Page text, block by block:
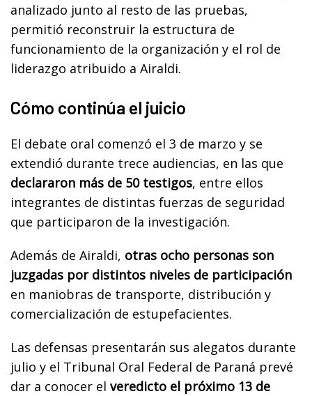
analizado junto al resto de las pruebas,
permitió reconstruir la estructura de
funcionamiento de la organización y el rol de
liderazgo atribuido a Airaldi.
Cómo continúa el juicio
El debate oral comenzó el 3 de marzo y se
extendió durante trece audiencias, en las que
declararon más de 50 testigos, entre ellos
integrantes de distintas fuerzas de seguridad
que participaron de la investigación.
Además de Airaldi, otras ocho personas son
juzgadas por distintos niveles de participación
en maniobras de transporte, distribución y
comercialización de estupefacientes.
Las defensas presentarán sus alegatos durante
julio y el Tribunal Oral Federal de Paraná prevé
dar a conocer el veredicto el próximo 13 de